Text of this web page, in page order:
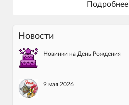
Подробнее
Новости
Новинки на День Рождения
9 мая 2026